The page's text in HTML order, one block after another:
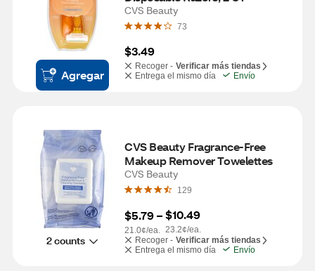
Agregar
CVS Beauty
73
$3.49
Recoger - Verificar más tiendas
Entrega el mismo día
Envío
2 counts
CVS Beauty Fragrance-Free
Makeup Remover Towelettes
CVS Beauty
129
$5.79 –
21.0¢/ea.
$10.49
23.2¢/ea.
Recoger - Verificar más tiendas
Entrega el mismo día
Envío